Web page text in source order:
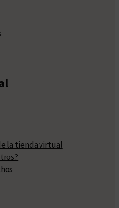
la tienda virtual